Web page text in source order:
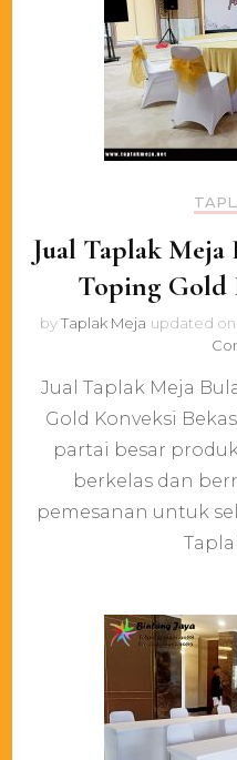
Jual Taplak
Toping Gold
byTaplak Meja updated on
Jual Taplak Meja
Gold Konveksi
partai besar
berkelas dan
pemesanan untuk